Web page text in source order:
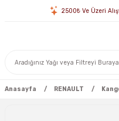
2500₺ Ve Üzeri
Anasayfa RENAULT